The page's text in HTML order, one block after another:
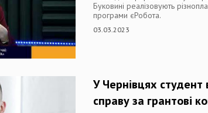
Буковині реалізовують
програми єРобота.
03.03.2023
У Чернівцях студент
справу за грантові